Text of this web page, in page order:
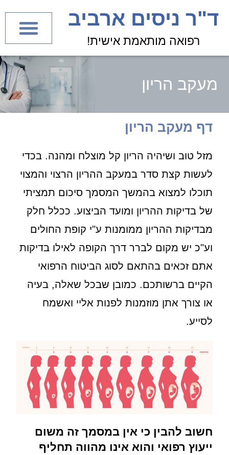
לתוכן
ד"ר ניסים ארביב
רפואה מותאמת אישית!
מעקב הריון
דף מעקב הריון
מזל טוב ושיהיה הריון קל מוצלח ומהנה. בכדי
לעשות קצת סדר במעקב ההריון הרצוי והמצוי
תוכלו למצוא בהמשך המסמך סיכום תמציתי
של בדיקות ההריון ומועד הביצוע. ככלל חלק
מבדיקות ההריון ממומנות ע"י קופת החולים
וע"כ יש מקום לברר דרך הקופה לאילו בדיקות
אתם זכאים בהתאם לסוג הביטוח הרפואי
הקיים ברשותכם. כמובן שבכל שאלה, בעיה
או צורך אתן מוזמנות לפנות אליי ואשמח
לסייע.
חשוב להבין כי אין במסמך זה משום
ייעוץ רפואי והוא אינו מהווה תחליף